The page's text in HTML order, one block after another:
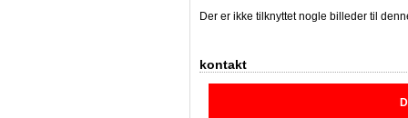
Der er ikke tilknyttet nogle billeder til
kontakt